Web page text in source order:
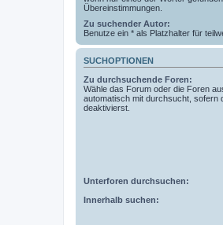
Übereinstimmungen.
Zu suchender Autor:
Benutze ein * als Platzhalter für
SUCHOPTIONEN
Zu durchsuchende Foren:
Wähle das Forum oder die Foren
automatisch mit durchsucht, sofern
deaktivierst.
Unterforen durchsuchen:
Innerhalb suchen: